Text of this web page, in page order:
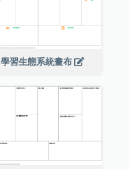
學習生態系統畫布